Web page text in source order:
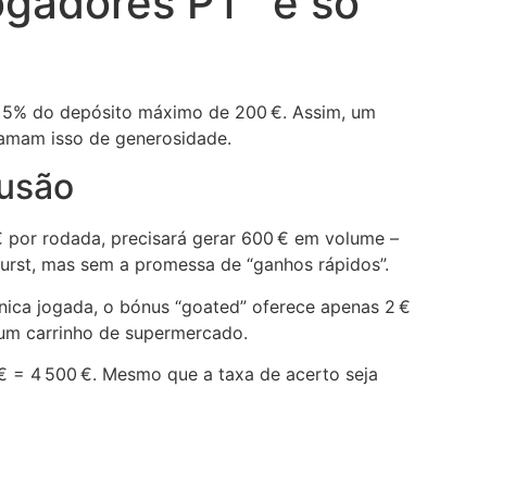
do depósito máximo de 200 €. Assim, um
isso de generosidade.
rodada, precisará gerar 600 € em volume –
mas sem a promessa de “ganhos rápidos”.
jogada, o bónus “goated” oferece apenas 2 €
carrinho de supermercado.
= 4 500 €. Mesmo que a taxa de acerto seja